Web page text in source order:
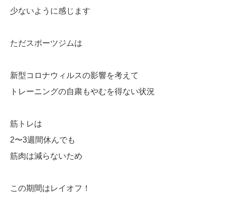
少ないように感じます
ただスポーツジムは
新型コロナウィルスの影響を考えて
トレーニングの自粛もやむを得ない状況
筋トレは
2〜3週間休んでも
筋肉は減らないため
この期間はレイオフ！